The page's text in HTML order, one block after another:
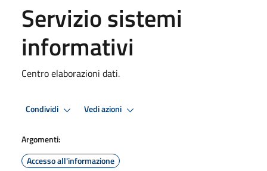
Servizio sistemi
informativi
Centro elaborazioni dati.
Condividi Vedi azioni
Argomenti:
Accesso all'informazione